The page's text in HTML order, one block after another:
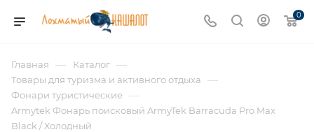
0
Главная — Каталог —
Товары для туризма и активного отдыха —
Фонари туристические —
Armytek Фонарь поисковый ArmyTek Barracuda Pro Max
Black / Холодный